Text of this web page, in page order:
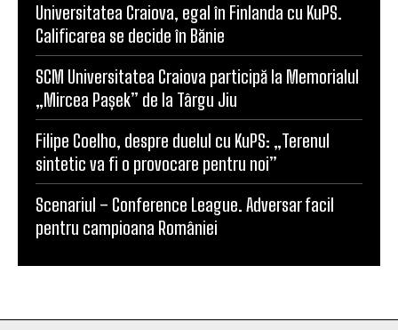
Universitatea Craiova, egal în Finlanda cu KuPS.
Calificarea se decide în Bănie
SCM Universitatea Craiova participă la Memorialul
„Mircea Pașek” de la Târgu Jiu
Filipe Coelho, despre duelul cu KuPS: „Terenul
sintetic va fi o provocare pentru noi”
Scenariul – Conference League. Adversar facil
pentru campioana României